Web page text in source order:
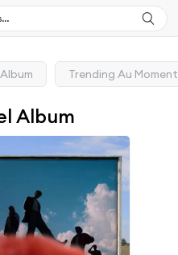
Trending Au Moment
Album